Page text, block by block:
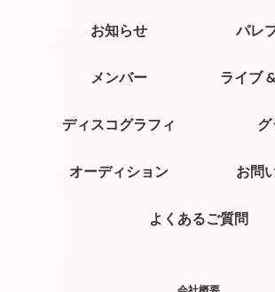
お知らせ パレ
メンバー ライブ
ディスコグラフィ グ
オーディション お問
よくあるご質問